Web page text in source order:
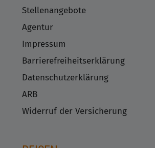
Stellenangebote
Agentur
Impressum
Barrierefreiheitserklärung
Datenschutzerklärung
ARB
Widerruf der Versicherung